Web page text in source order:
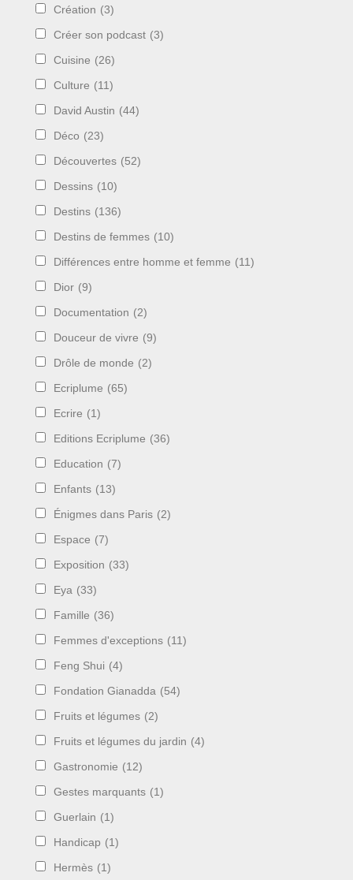
Création (3)
Créer son podcast (3)
Cuisine (26)
Culture (11)
David Austin (44)
Déco (23)
Découvertes (52)
Dessins (10)
Destins (136)
Destins de femmes (10)
Différences entre homme et femme (11)
Dior (9)
Documentation (2)
Douceur de vivre (9)
Drôle de monde (2)
Ecriplume (65)
Ecrire (1)
Editions Ecriplume (36)
Education (7)
Enfants (13)
Énigmes dans Paris (2)
Espace (7)
Exposition (33)
Eya (33)
Famille (36)
Femmes d'exceptions (11)
Feng Shui (4)
Fondation Gianadda (54)
Fruits et légumes (2)
Fruits et légumes du jardin (4)
Gastronomie (12)
Gestes marquants (1)
Guerlain (1)
Handicap (1)
Hermès (1)